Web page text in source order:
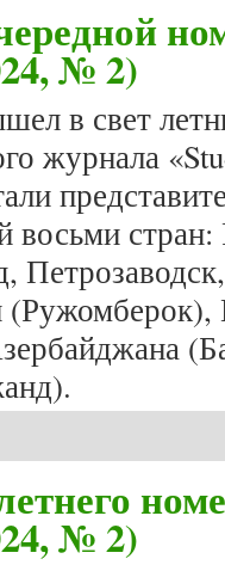
№ 2)
в свет
журнала
восьми
№ 2)